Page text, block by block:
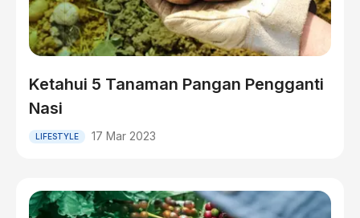
Ketahui 5 Tanaman Pangan Pengganti
Nasi
LIFESTYLE 17 Mar 2023